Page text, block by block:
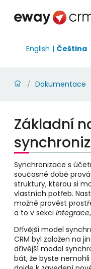
English Čeština
/ Dokumentace
Základní
Synchronizace s
současné době
struktury, kterou si
vlastních potřeb.
možné provést
a to v sekci Integrace
Dřívější model
CRM byl založen na
dřívější model
bát, že byste